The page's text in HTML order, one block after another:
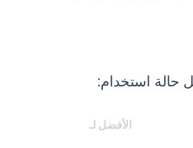
الأفضل لـ